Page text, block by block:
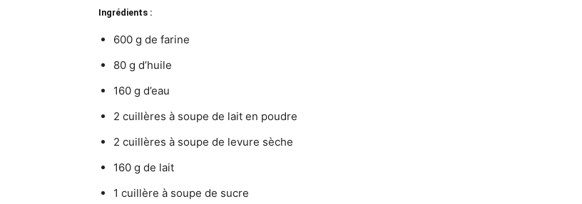
Ingrédients :
600 g de farine
80 g d’huile
160 g d’eau
2 cuillères à soupe de lait en poudre
2 cuillères à soupe de levure sèche
160 g de lait
1 cuillère à soupe de sucre